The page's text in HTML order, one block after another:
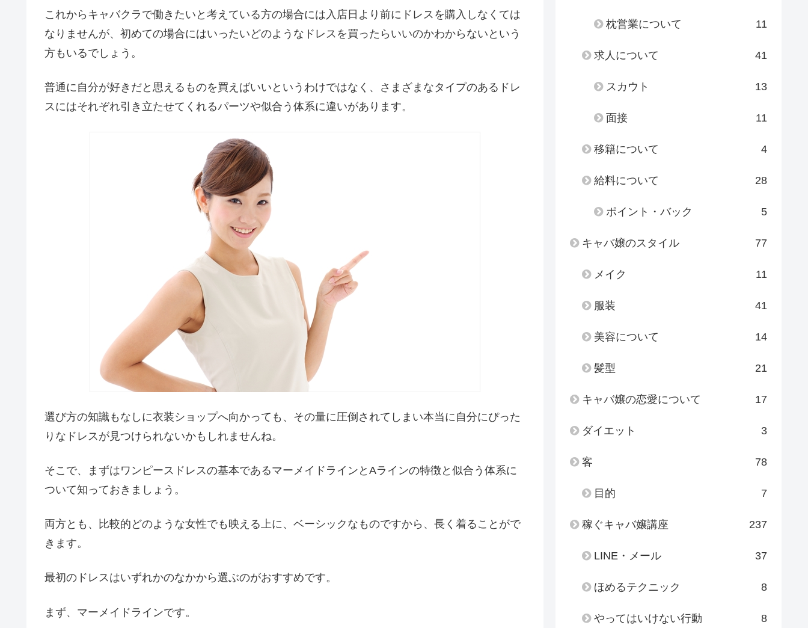
これからキャバクラで働きたいと考えている方の場合には入店日より前にドレスを購入しなくては
なりませんが、初めての場合にはいったいどのようなドレスを買ったらいいのかわからないという
方もいるでしょう。
普通に自分が好きだと思えるものを買えばいいというわけではなく、さまざまなタイプのあるドレ
スにはそれぞれ引き立たせてくれるパーツや似合う体系に違いがあります。
選び方の知識もなしに衣装ショップへ向かっても、その量に圧倒されてしまい本当に自分にぴった
りなドレスが見つけられないかもしれませんね。
そこで、まずはワンピースドレスの基本であるマーメイドラインとAラインの特徴と似合う体系に
ついて知っておきましょう。
両方とも、比較的どのような女性でも映える上に、ベーシックなものですから、長く着ることがで
きます。
最初のドレスはいずれかのなかから選ぶのがおすすめです。
まず、マーメイドラインです。
枕営業について 11
求人について 41
スカウト 13
面接 11
移籍について 4
給料について 28
ポイント・バック 5
キャバ嬢のスタイル 77
メイク 11
服装 41
美容について 14
髪型 21
キャバ嬢の恋愛について 17
ダイエット 3
客 78
目的 7
稼ぐキャバ嬢講座 237
LINE・メール 37
ほめるテクニック 8
やってはいけない行動 8